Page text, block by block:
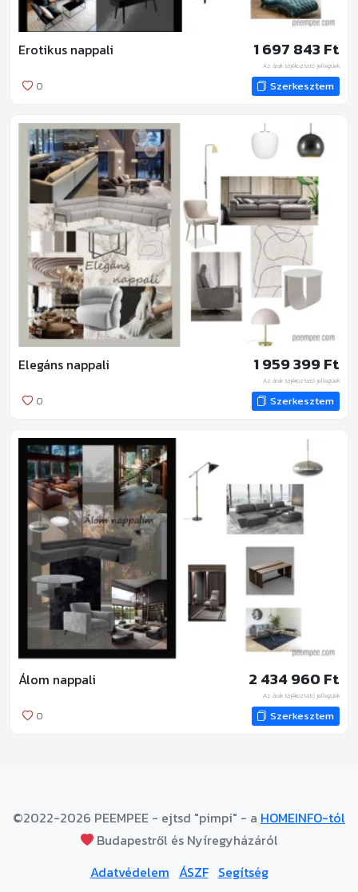
Erotikus nappali 1 697 843 Ft
Az árak tájékoztató jellegűek
0 Szerkesztem
Elegáns nappali 1 959 399 Ft
Az árak tájékoztató jellegűek
0 Szerkesztem
Álom nappali 2 434 960 Ft
Az árak tájékoztató jellegűek
0 Szerkesztem
©2022-2026 PEEMPEE - ejtsd "pimpi" - a HOMEINFO-tól
Budapestről és Nyíregyházáról
Adatvédelem ÁSZF Segítség